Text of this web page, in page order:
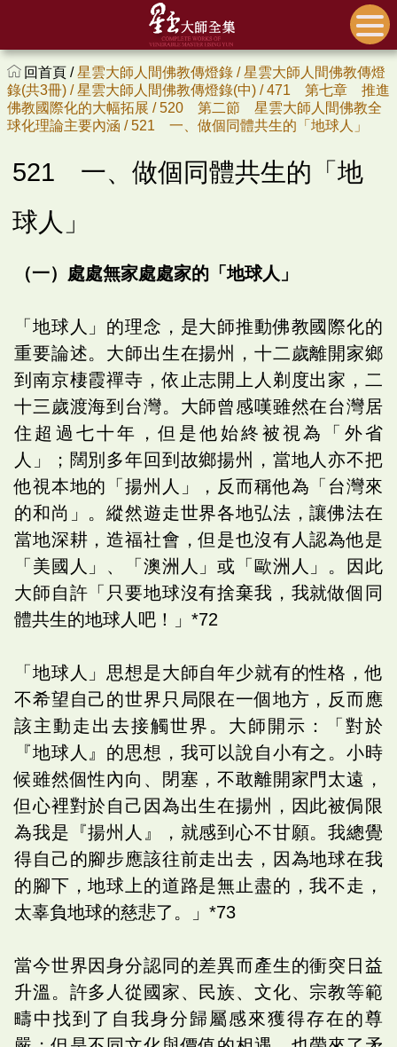
回首頁 /星雲大師人間佛教傳燈錄 /星雲大師人間佛教傳燈
錄(共3冊) /星雲大師人間佛教傳燈錄(中) /471 第七章 推進
佛教國際化的大幅拓展 /520 第二節 星雲大師人間佛教全
球化理論主要內涵 /521 一、做個同體共生的「地球人」
521 一、做個同體共生的「地
球人」
（一）處處無家處處家的「地球人」
「地球人」的理念，是大師推動佛教國際化的
重要論述。大師出生在揚州，十二歲離開家鄉
到南京棲霞禪寺，依止志開上人剃度出家，二
十三歲渡海到台灣。大師曾感嘆雖然在台灣居
住超過七十年，但是他始終被視為「外省
人」；闊別多年回到故鄉揚州，當地人亦不把
他視本地的「揚州人」，反而稱他為「台灣來
的和尚」。縱然遊走世界各地弘法，讓佛法在
當地深耕，造福社會，但是也沒有人認為他是
「美國人」、「澳洲人」或「歐洲人」。因此
大師自許「只要地球沒有捨棄我，我就做個同
體共生的地球人吧！」*72
「地球人」思想是大師自年少就有的性格，他
不希望自己的世界只局限在一個地方，反而應
該主動走出去接觸世界。大師開示：「對於
『地球人』的思想，我可以說自小有之。小時
候雖然個性內向、閉塞，不敢離開家門太遠，
但心裡對於自己因為出生在揚州，因此被侷限
為我是『揚州人』，就感到心不甘願。我總覺
得自己的腳步應該往前走出去，因為地球在我
的腳下，地球上的道路是無止盡的，我不走，
太辜負地球的慈悲了。」*73
當今世界因身分認同的差異而產生的衝突日益
升溫。許多人從國家、民族、文化、宗教等範
疇中找到了自我身分歸屬感來獲得存在的尊